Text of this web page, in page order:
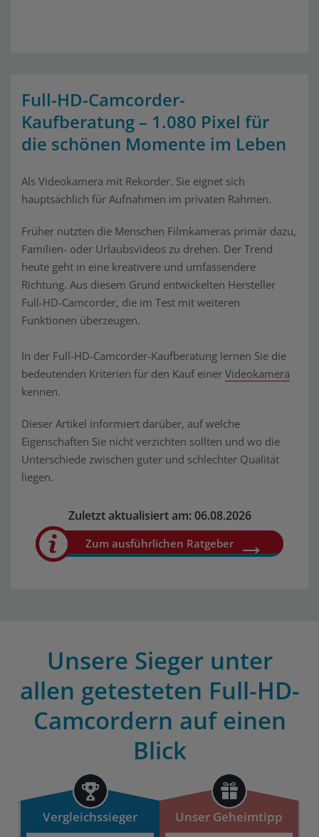
Full-HD-Camcorder-
Kaufberatung – 1.080 Pixel für
die schönen Momente im Leben
Als Videokamera mit Rekorder. Sie eignet sich
hauptsächlich für Aufnahmen im privaten Rahmen.
Früher nutzten die Menschen Filmkameras primär dazu,
Familien- oder Urlaubsvideos zu drehen. Der Trend
heute geht in eine kreativere und umfassendere
Richtung. Aus diesem Grund entwickelten Hersteller
Full-HD-Camcorder, die im Test mit weiteren
Funktionen überzeugen.
In der Full-HD-Camcorder-Kaufberatung lernen Sie die
bedeutenden Kriterien für den Kauf einer Videokamera
kennen.
Dieser Artikel informiert darüber, auf welche
Eigenschaften Sie nicht verzichten sollten und wo die
Unterschiede zwischen guter und schlechter Qualität
liegen.
Zuletzt aktualisiert am: 06.08.2026
Zum ausführlichen Ratgeber
Unsere Sieger unter
allen getesteten Full-HD-
Camcordern auf einen
Blick
Vergleichssieger Unser Geheimtipp